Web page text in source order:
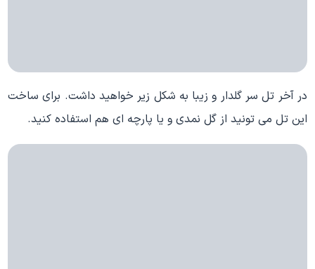
در آخر تل سر گلدار و زیبا به شکل زیر خواهید داشت. برای ساخت
این تل می تونید از گل نمدی و یا پارچه ای هم استفاده کنید.